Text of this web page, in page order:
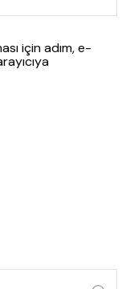
için adım, e-